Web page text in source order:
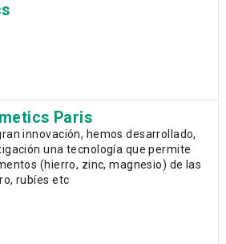
Paris
innovación, hemos desarrollado,
una tecnología que permite
(hierro, zinc, magnesio) de las
rubíes etc